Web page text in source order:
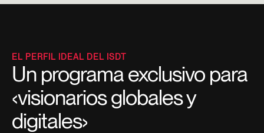
EL PERFIL IDEAL DEL ISDT
Un programa exclusivo para
‹visionarios globales y
digitales›